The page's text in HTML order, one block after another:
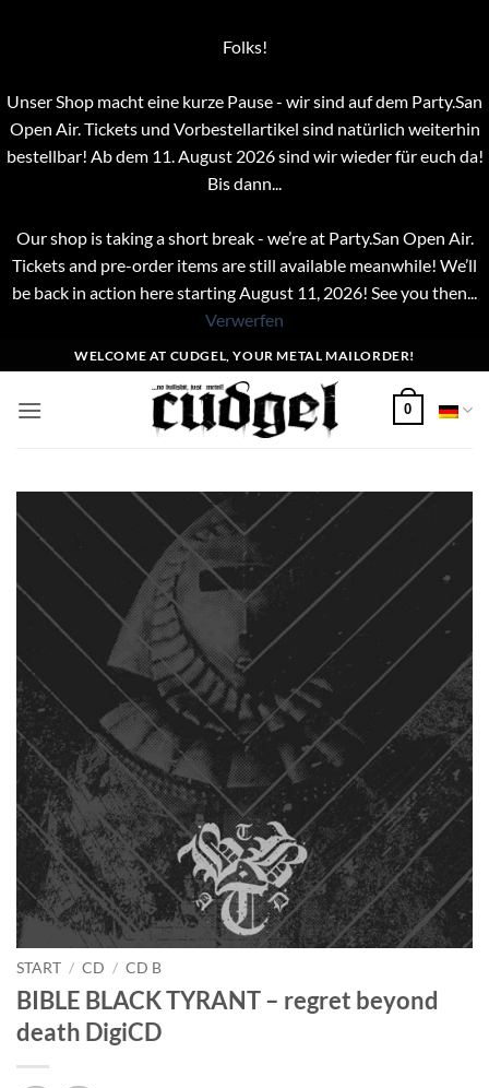
Folks!
Unser Shop macht eine kurze Pause - wir sind auf dem Party.San
Open Air. Tickets und Vorbestellartikel sind natürlich weiterhin
bestellbar! Ab dem 11. August 2026 sind wir wieder für euch da!
Bis dann...
Our shop is taking a short break - we’re at Party.San Open Air.
Tickets and pre-order items are still available meanwhile! We’ll
be back in action here starting August 11, 2026! See you then...
Verwerfen
Inhalt
springen
WELCOME AT CUDGEL, YOUR METAL MAILORDER!
0
START / CD / CD B
BIBLE BLACK TYRANT – regret beyond
death DigiCD